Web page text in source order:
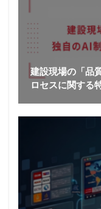
建設現場の「品
ロセスに関する